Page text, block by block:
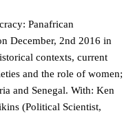
Panafrican
December, 2nd 2016 in
contexts, current
and the role of women;
and Senegal. With: Ken
(Political Scientist,